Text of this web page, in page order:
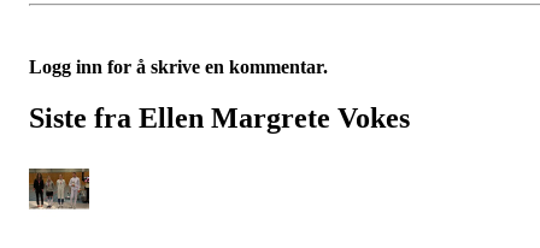
Logg inn for å skrive en kommentar.
Siste fra Ellen Margrete Vokes